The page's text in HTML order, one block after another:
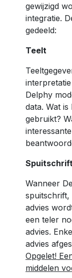
gewijzigd
integratie.
gedeeld:
Teelt
Delphy
data. Wat
gebruikt?
Wanneer
spuitschrift,
advies
een teler
advies.
advies
Opgelet!
middelen